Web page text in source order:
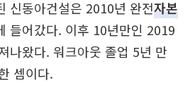
신동아건설은 2010년 완전자본
들어갔다. 이후 10년만인 2019
나왔다. 워크아웃 졸업 5년 만
셈이다.